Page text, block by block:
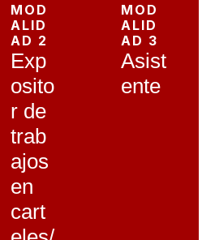
MOD
ALID
AD 2
Exp
osito
r de
trab
ajos
en
cart
MOD
ALID
AD 3
Asist
ente